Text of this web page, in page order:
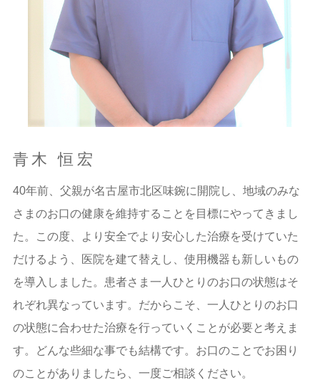
青木 恒宏
40年前、父親が名古屋市北区味鋺に開院し、地域のみな
さまのお口の健康を維持することを目標にやってきまし
た。この度、より安全でより安心した治療を受けていた
だけるよう、医院を建て替えし、使用機器も新しいもの
を導入しました。患者さま一人ひとりのお口の状態はそ
れぞれ異なっています。だからこそ、一人ひとりのお口
の状態に合わせた治療を行っていくことが必要と考えま
す。どんな些細な事でも結構です。お口のことでお困り
のことがありましたら、一度ご相談ください。